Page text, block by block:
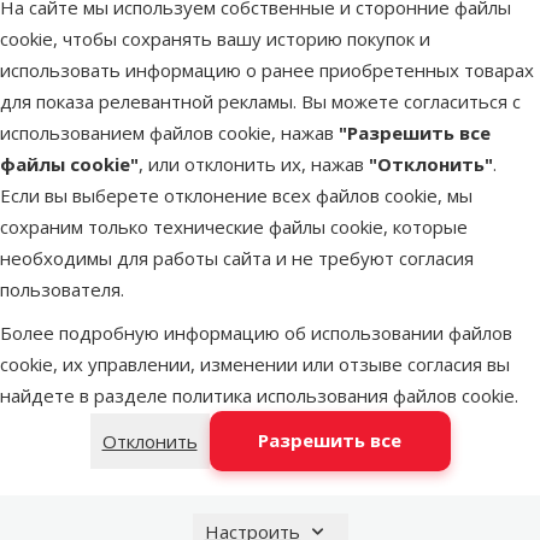
На сайте мы используем собственные и сторонние файлы
cookie, чтобы сохранять вашу историю покупок и
использовать информацию о ранее приобретенных товарах
для показа релевантной рекламы. Вы можете согласиться с
использованием файлов cookie, нажав "Разрешить все
файлы cookie", или отклонить их, нажав "Отклонить".
Если вы выберете отклонение всех файлов cookie, мы
сохраним только технические файлы cookie, которые
необходимы для работы сайта и не требуют согласия
пользователя.
Более подробную информацию об использовании файлов
cookie, их управлении, изменении или отзыве согласия вы
найдете в разделе политика использования файлов cookie.
Отклонить
Разрешить все
Настроить
3,7 %, зола 1,3 %, клетчатка 0,5 %.
Параметры
Состояние здоровьяБез проблем со здоровьем
Состав и вкус
Куриное мясо, Печень
Качество
⭐⭐⭐ Премиум
Вес продукта
85 g
Вид консерв
Консервная банка
Возраст кошки
Взрослая кошка
Вес упаковки
Бренд
Gourmet
Номер в каталоге
86180